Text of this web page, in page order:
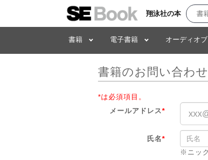
翔泳社の本
書籍 電子書籍 オーディオ
書籍のお問い合わ
*は必須項目。
メールアドレス*
氏名*
※ニッ